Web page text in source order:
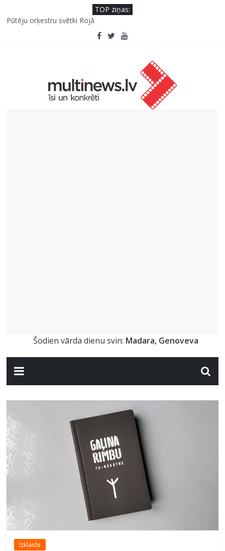
TOP ziņas:
Pūtēju orķestru svētki Rojā
Viens klikšķis līdz maksājumam vai viens mirklis līdz krāpšanai?
Kā neuzkāpt uz tiem pašiem grābekļiem: 5 iespējamās kļūdas
Šefpavārs iesaka, kā gudri un izdevīgi izmantot kabačus no
5 svarīgi soļi, lai bērns skolā atgrieztos vesels un gatavs
Šodien vārda dienu svin: Madara, Genoveva
Izklaide